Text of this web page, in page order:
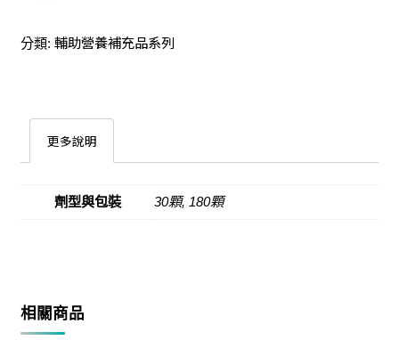
分類: 輔助營養補充品系列
更多說明
劑型與包裝 30顆, 180顆
相關商品